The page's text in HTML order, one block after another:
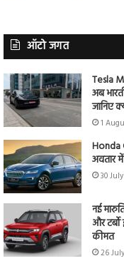
ऑटो जगत
Tesla
अब
जानिए
1
Honda
अवतार
30
नई
और
कीमत
26